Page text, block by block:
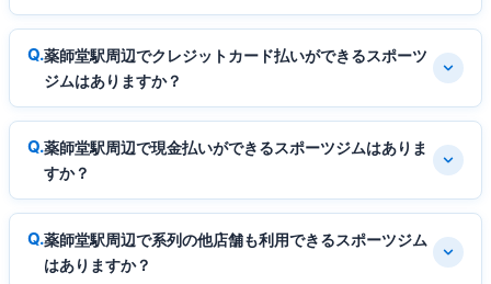
薬師堂駅周辺でクレジットカード払いができるスポーツ
ジムはありますか？
薬師堂駅周辺で現金払いができるスポーツジムはありま
すか？
薬師堂駅周辺で系列の他店舗も利用できるスポーツジム
はありますか？